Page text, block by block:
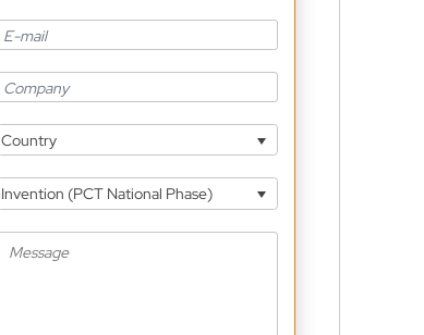
Country
Invention (PCT National Phase)